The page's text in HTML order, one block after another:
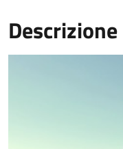
Descrizione